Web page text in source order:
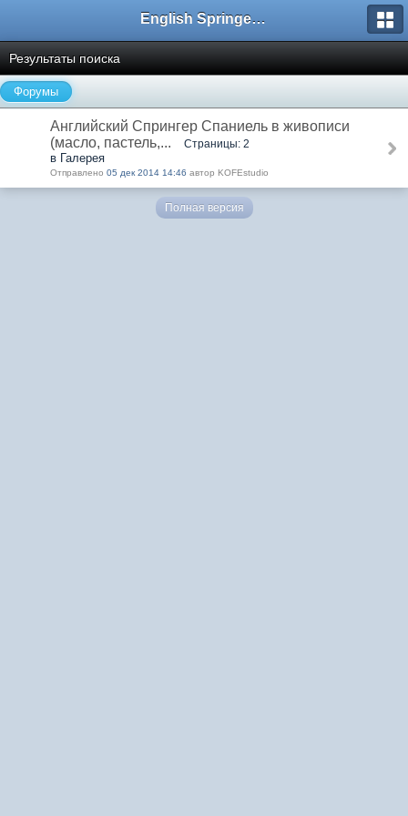
English Springer Spaniel Club
Результаты поиска
Форумы
Английский Спрингер Спаниель в живописи
(масло, пастель,...
Страницы: 2
в Галерея
Отправлено 05 дек 2014 14:46 автор KOFEstudio
Полная версия